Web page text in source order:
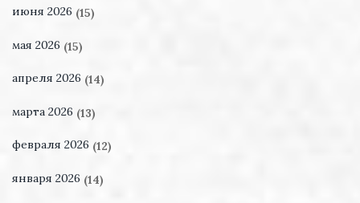
июня 2026 (15)
мая 2026 (15)
апреля 2026 (14)
марта 2026 (13)
февраля 2026 (12)
января 2026 (14)